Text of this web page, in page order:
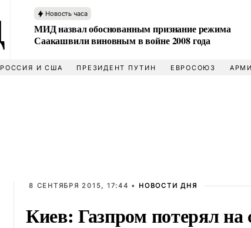
Новость часа
МИД назвал обоснованным признание режима
Саакашвили виновным в войне 2008 года
РОССИЯ И США ПРЕЗИДЕНТ ПУТИН ЕВРОСОЮЗ
8 СЕНТЯБРЯ 2015, 17:44 • НОВОСТИ ДНЯ
Киев: Газпром потерял на